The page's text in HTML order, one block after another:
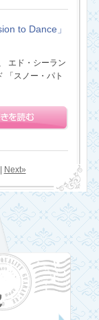
to Dance」
エド・シーラン
「スノー・パト
Next»